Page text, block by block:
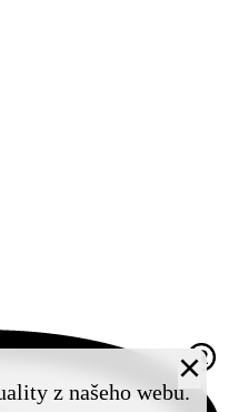
z našeho webu.
×